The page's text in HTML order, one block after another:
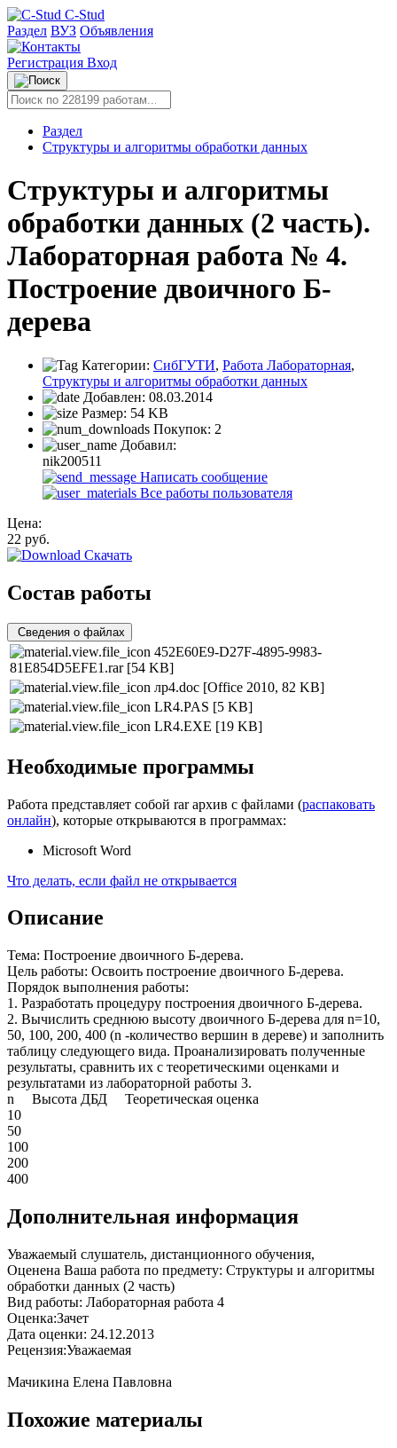
C-Stud
Раздел ВУЗ Объявления
Регистрация Вход
Раздел
Структуры и алгоритмы обработки данных
Структуры и алгоритмы
обработки данных (2 часть).
Лабораторная работа № 4.
Построение двоичного Б-
дерева
Категории: СибГУТИ, Работа Лабораторная,
Структуры и алгоритмы обработки данных
Добавлен: 08.03.2014
Размер: 54 KB
Покупок: 2
Добавил:
nik200511
Написать сообщение
Все работы пользователя
Цена:
22 руб.
Скачать
Состав работы
Сведения о файлах
452E60E9-D27F-4895-9983-
81E854D5EFE1.rar [54 KB]
лр4.doc [Office 2010, 82 KB]
LR4.PAS [5 KB]
LR4.EXE [19 KB]
Необходимые программы
Работа представляет собой rar архив с файлами (распаковать
онлайн), которые открываются в программах:
Microsoft Word
Что делать, если файл не открывается
Описание
Тема: Построение двоичного Б-дерева.
Цель работы: Освоить построение двоичного Б-дерева.
Порядок выполнения работы:
1. Разработать процедуру построения двоичного Б-дерева.
2. Вычислить среднюю высоту двоичного Б-дерева для n=10,
50, 100, 200, 400 (n -количество вершин в дереве) и заполнить
таблицу следующего вида. Проанализировать полученные
результаты, сравнить их с теоретическими оценками и
результатами из лабораторной работы 3.
n Высота ДБД Теоретическая оценка
10
50
100
200
400
Дополнительная информация
Уважаемый слушатель, дистанционного обучения,
Оценена Ваша работа по предмету: Структуры и алгоритмы
обработки данных (2 часть)
Вид работы: Лабораторная работа 4
Оценка:Зачет
Дата оценки: 24.12.2013
Рецензия:Уважаемая
Мачикина Елена Павловна
Похожие материалы